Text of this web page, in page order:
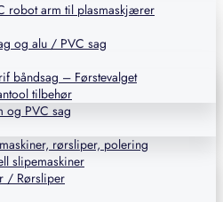
robot arm til plasmaskjærer
og alu / PVC sag
båndsag – Førstevalget
tilbehør
og PVC sag
rørsliper, polering
slipemaskiner
/ Rørsliper